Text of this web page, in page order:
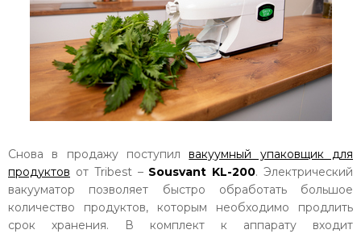
Снова в продажу поступилвакуумный упаковщик для
продуктов от Tribest – Sousvant KL-200. Электрический
вакууматор позволяет быстро обработать большое
количество продуктов, которым необходимо продлить
срок хранения. В комплект к аппарату входит